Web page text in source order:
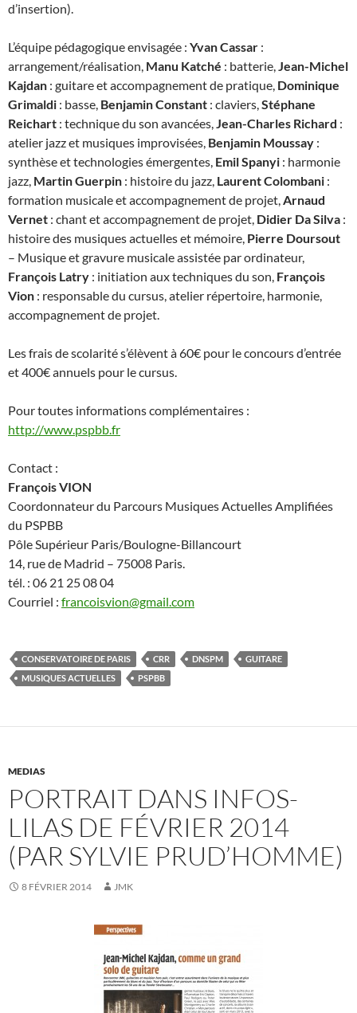
d’insertion).
L’équipe pédagogique envisagée : Yvan Cassar :
arrangement/réalisation, Manu Katché : batterie,Jean-Michel
Kajdan : guitare et accompagnement de pratique, Dominique
Grimaldi : basse, Benjamin Constant : claviers,Stéphane
Reichart : technique du son avancées,Jean-Charles Richard :
atelier jazz et musiques improvisées, Benjamin Moussay :
synthèse et technologies émergentes, Emil Spanyi : harmonie
jazz, Martin Guerpin : histoire du jazz, Laurent Colombani :
formation musicale et accompagnement de projet,Arnaud
Vernet : chant et accompagnement de projet, Didier Da Silva :
histoire des musiques actuelles et mémoire, Pierre Doursout
– Musique et gravure musicale assistée par ordinateur,
François Latry : initiation aux techniques du son, François
Vion : responsable du cursus, atelier répertoire, harmonie,
accompagnement de projet.
Les frais de scolarité s’élèvent à 60€ pour le concours d’entrée
et 400€ annuels pour le cursus.
Pour toutes informations complémentaires :
http://www.pspbb.fr
Contact :
François VION
Coordonnateur du Parcours Musiques Actuelles Amplifiées
du PSPBB
Pôle Supérieur Paris/Boulogne-Billancourt
14, rue de Madrid – 75008 Paris.
tél. : 06 21 25 08 04
Courriel : francoisvion@gmail.com
CONSERVATOIRE DE PARIS CRR DNSPM
GUITARE
MUSIQUES ACTUELLES
PSPBB
MEDIAS
PORTRAIT DANS INFOS-
LILAS DE FÉVRIER 2014
(PAR SYLVIE PRUD’HOMME)
8 FÉVRIER 2014 JMK